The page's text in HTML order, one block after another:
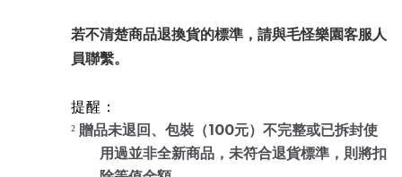
若不清楚商品退換貨的標準，請與毛怪樂園客服人
員聯繫。
提醒：
² 贈品未退回、包裝（100元）不完整或已拆封使
用過並非全新商品，未符合退貨標準，則將扣